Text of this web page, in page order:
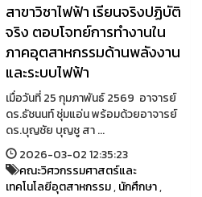
สาขาวิชาไฟฟ้า เรียนจริงปฏิบัติ
จริง ตอบโจทย์การทำงานใน
ภาคอุตสาหกรรมด้านพลังงาน
และระบบไฟฟ้า
เมื่อวันที่ 25 กุมภาพันธ์ 2569 อาจารย์
ดร.ธัชนนท์ ชุ่มแอ่น พร้อมด้วยอาจารย์
ดร.บุญชัย บุญชู สา ...
2026-03-02 12:35:23
คณะวิศวกรรมศาสตร์และ
เทคโนโลยีอุตสาหกรรม,นักศึกษา,